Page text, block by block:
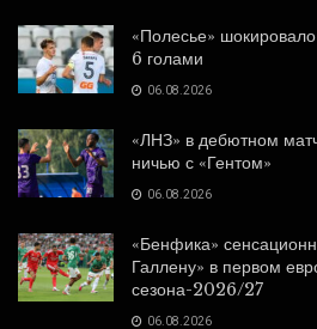
«Полесье»
6 голами
06.08.2026
«ЛНЗ» в дебютном
ничью с «Гентом»
06.08.2026
«Бенфика»
Галлену» в первом
сезона-2026/27
06.08.2026